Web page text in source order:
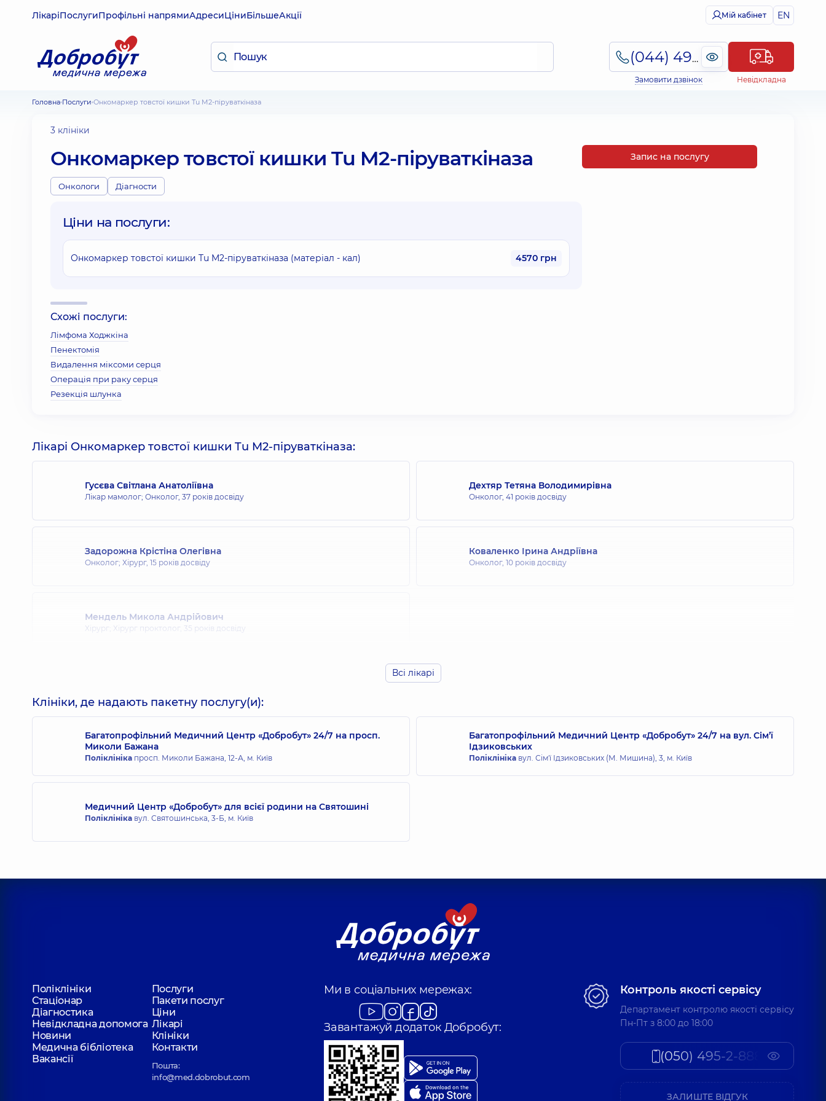
ЛікаріПослугиПрофільні напрямиАдресиЦіниБільшеАкції Мій кабінет EN
(044) 495-2-888
Замовити дзвінок Невідкладна
Головна Послуги Онкомаркер товстої кишки Tu M2-піруваткіназа
3 клініки
Онкомаркер товстої кишки Tu M2-піруваткіназа
Онкологи Діагности
Ціни на послуги:
Онкомаркер товстої кишки Tu M2-піруваткіназа (матеріал - кал) 4570 грн
Схожі послуги:
Лімфома Ходжкіна
Пенектомія
Видалення міксоми серця
Операція при раку серця
Резекція шлунка
Запис на послугу
Лікарі Онкомаркер товстої кишки Tu M2-піруваткіназа:
Гусєва Світлана Анатоліївна
Лікар мамолог; Онколог, 37 років досвіду
Дехтяр Тетяна Володимирівна
Онколог, 41 років досвіду
Задорожна Крістіна Олегівна
Онколог; Хірург, 15 років досвіду
Коваленко Ірина Андріївна
Онколог, 10 років досвіду
Мендель Микола Андрійович
Хірург; Хірург проктолог, 35 років досвіду
Всі лікарі
Клініки, де надають пакетну послугу(и):
Багатопрофільний Медичний Центр «Добробут» 24/7 на просп.
Миколи Бажана
Поліклініка просп. Миколи Бажана, 12-А, м. Київ
Багатопрофільний Медичний Центр «Добробут» 24/7 на вул. Сім’ї
Ідзиковських
Поліклініка вул. Сім'ї Ідзиковських (М. Мишина), 3, м. Київ
Медичний Центр «Добробут» для всієї родини на Святошині
Поліклініка вул. Святошинська, 3-Б, м. Київ
Поліклініки
Послуги
Стаціонар
Пакети послуг
Діагностика
Ціни
Невідкладна допомога Лікарі
Новини
Клініки
Медична бібліотека
Контакти
Вакансії
Пошта:
info@med.dobrobut.com
Ми в соціальних мережах:
Завантажуй додаток Добробут:
Контроль якості сервісу
Департамент контролю якості сервісу
Пн-Пт з 8:00 до 18:00
(050) 495-2-888
ЗАЛИШТЕ ВІДГУК